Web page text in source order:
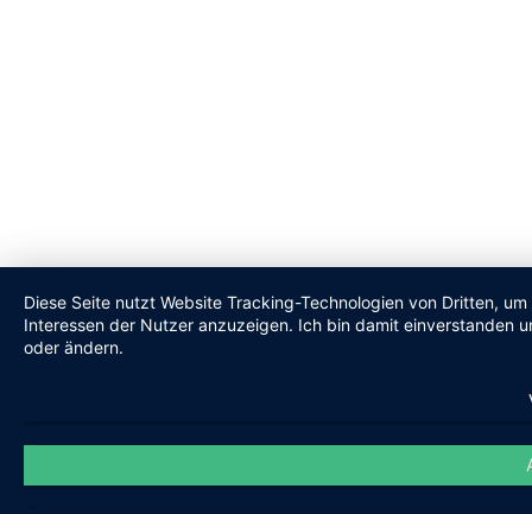
Diese Seite nutzt Website Tracking-Technologien von Dritten,
Interessen der Nutzer anzuzeigen. Ich bin damit einverstanden
oder ändern.